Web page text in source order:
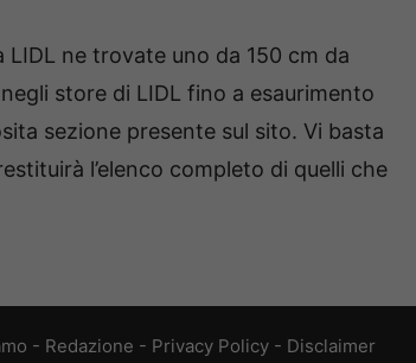
LIDL ne trovate uno da 150 cm da
store di LIDL fino a esaurimento
sezione presente sul sito. Vi basta
l’elenco completo di quelli che
- Redazione - Privacy Policy - Disclaimer